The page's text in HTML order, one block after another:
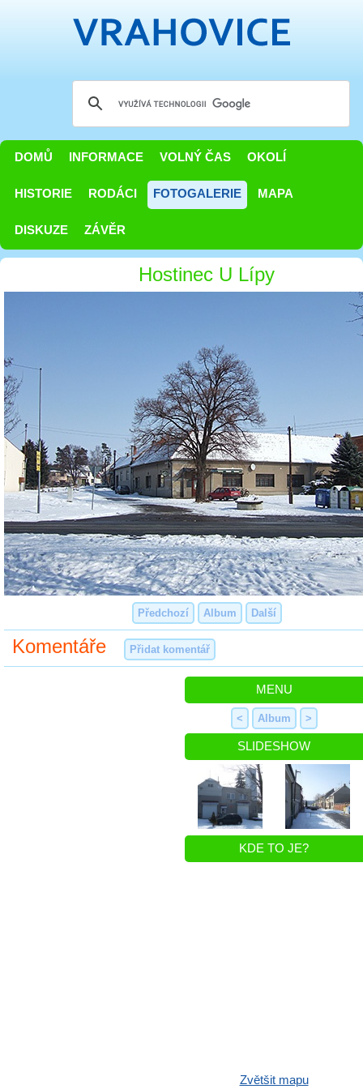
DOMŮ INFORMACE VOLNÝ ČAS OKOLÍ
HISTORIE RODÁCI FOTOGALERIE MAPA
DISKUZE ZÁVĚR
Hostinec U Lípy
Předchozí Album Další
Komentáře Přidat komentář
MENU
< Album >
SLIDESHOW
KDE TO JE?
Zvětšit mapu